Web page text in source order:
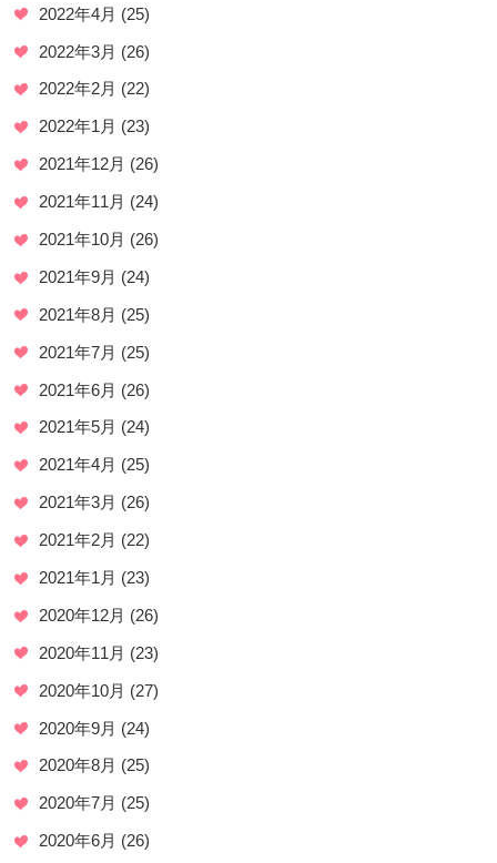
2022年4月 (25)
2022年3月 (26)
2022年2月 (22)
2022年1月 (23)
2021年12月 (26)
2021年11月 (24)
2021年10月 (26)
2021年9月 (24)
2021年8月 (25)
2021年7月 (25)
2021年6月 (26)
2021年5月 (24)
2021年4月 (25)
2021年3月 (26)
2021年2月 (22)
2021年1月 (23)
2020年12月 (26)
2020年11月 (23)
2020年10月 (27)
2020年9月 (24)
2020年8月 (25)
2020年7月 (25)
2020年6月 (26)